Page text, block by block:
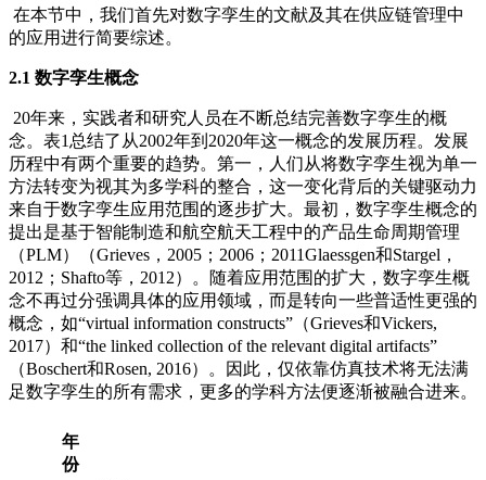
在本节中，我们首先对数字孪生的文献及其在供应链管理中
的应用进行简要综述。
2.1 数字孪生概念
20年来，实践者和研究人员在不断总结完善数字孪生的概
念。表1总结了从2002年到2020年这一概念的发展历程。发展
历程中有两个重要的趋势。第一，人们从将数字孪生视为单一
方法转变为视其为多学科的整合，这一变化背后的关键驱动力
来自于数字孪生应用范围的逐步扩大。最初，数字孪生概念的
提出是基于智能制造和航空航天工程中的产品生命周期管理
（PLM）（Grieves，2005；2006；2011Glaessgen和Stargel，
2012；Shafto等，2012）。随着应用范围的扩大，数字孪生概
念不再过分强调具体的应用领域，而是转向一些普适性更强的
概念，如“virtual information constructs”（Grieves和Vickers,
2017）和“the linked collection of the relevant digital artifacts”
（Boschert和Rosen, 2016）。因此，仅依靠仿真技术将无法满
足数字孪生的所有需求，更多的学科方法便逐渐被融合进来。
年
份